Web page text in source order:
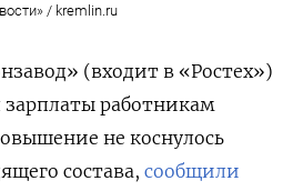
/ kremlin.ru
(входит в «Ростех»)
зарплаты работникам
не коснулось
состава, сообщили